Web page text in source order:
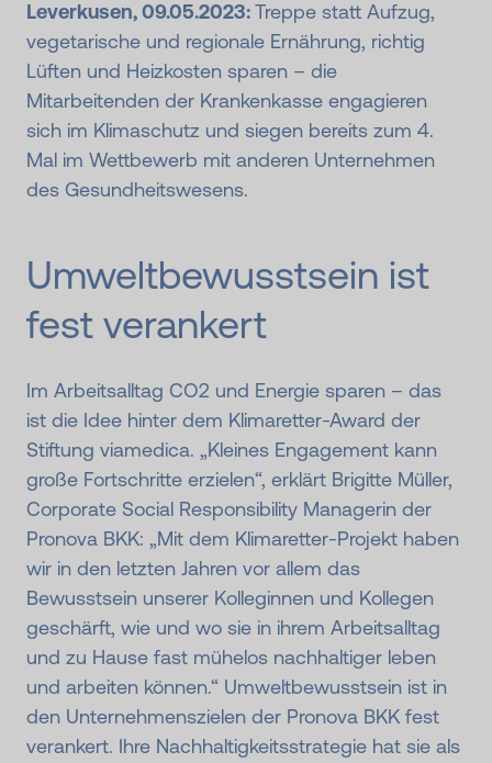
Leverkusen, 09.05.2023:Treppe statt Aufzug,
vegetarische und regionale Ernährung, richtig
Lüften und Heizkosten sparen – die
Mitarbeitenden der Krankenkasse engagieren
sich im Klimaschutz und siegen bereits zum 4.
Mal im Wettbewerb mit anderen Unternehmen
des Gesundheitswesens.
Umweltbewusst­sein ist
fest verankert
Im Arbeitsalltag CO2 und Energie sparen – das
ist die Idee hinter dem Klimaretter-Award der
Stiftung viamedica. „Kleines Engagement kann
große Fortschritte erzielen“, erklärt Brigitte Müller,
Corporate Social Responsibility Managerin der
Pronova BKK: „Mit dem Klimaretter-Projekt haben
wir in den letzten Jahren vor allem das
Bewusstsein unserer Kolleginnen und Kollegen
geschärft, wie und wo sie in ihrem Arbeitsalltag
und zu Hause fast mühelos nachhaltiger leben
und arbeiten können.“ Umweltbewusstsein ist in
den Unternehmenszielen der Pronova BKK fest
verankert. Ihre Nachhaltigkeitsstrategie hat sie als